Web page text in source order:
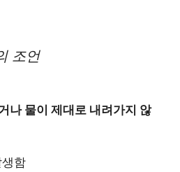
조언
나 물이 제대로 내려가지 않
함